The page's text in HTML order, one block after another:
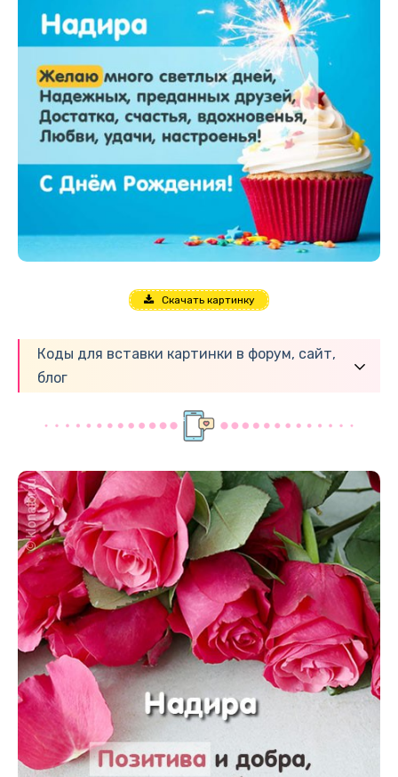
Скачать картинку
Коды для вставки картинки в форум, сайт,
блог